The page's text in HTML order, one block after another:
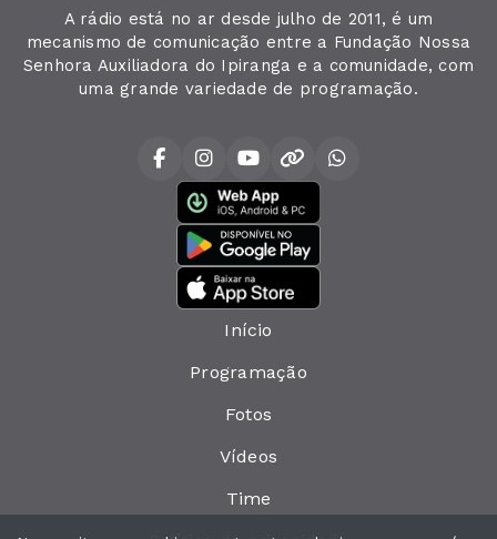
A rádio está no ar desde julho de 2011, é um
mecanismo de comunicação entre a Fundação Nossa
Senhora Auxiliadora do Ipiranga e a comunidade, com
uma grande variedade de programação.
Início
Programação
Fotos
Vídeos
Time